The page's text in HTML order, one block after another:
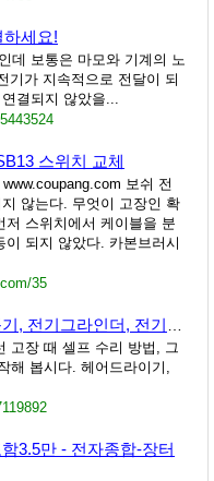
세요!
데 보통은 마모와 기계의 노
기가 지속적으로 전달이 되
결되지 않았을...
스위치 교체
보쉬 전
않는다. 무엇이 고장인 확
스위치에서 케이블을 분
되지 않았다. 카본브러시
35
고장 때 셀프 수리 방법, 그
해 봅시다. 헤어드라이기,
3.5만 - 전자종합-장터